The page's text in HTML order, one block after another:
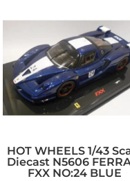
HOT WHEELS 1/43
Diecast N5606
FXX NO:24 BLUE